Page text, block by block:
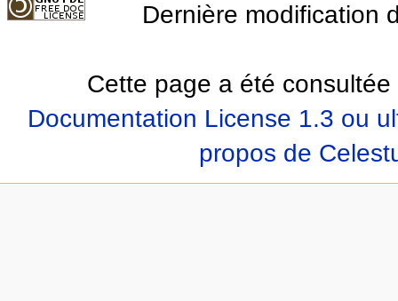
Dernière modification
Cette page a été
Documentation License 1.3 ou
propos de